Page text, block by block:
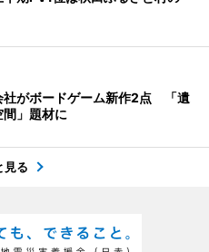
社がボードゲーム新作2点 「遺
」題材に
見る